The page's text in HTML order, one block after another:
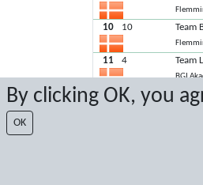
By clicking OK, you
OK
10 10 Team
11 4 Team
BGI